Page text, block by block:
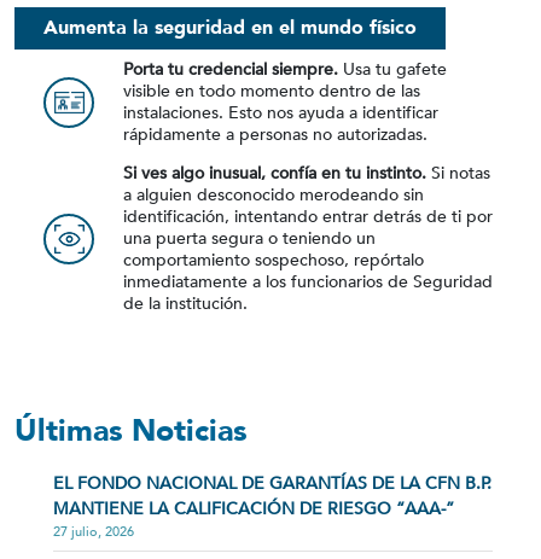
Aumenta la seguridad en el mundo físico
Porta tu credencial siempre. Usa tu gafete
visible en todo momento dentro de las
instalaciones. Esto nos ayuda a identificar
rápidamente a personas no autorizadas.
Si ves algo inusual, confía en tu instinto. Si notas
a alguien desconocido merodeando sin
identificación, intentando entrar detrás de ti por
una puerta segura o teniendo un
comportamiento sospechoso, repórtalo
inmediatamente a los funcionarios de Seguridad
de la institución.
Últimas Noticias
EL FONDO NACIONAL DE GARANTÍAS DE LA CFN B.P.
MANTIENE LA CALIFICACIÓN DE RIESGO “AAA-”
27 julio, 2026